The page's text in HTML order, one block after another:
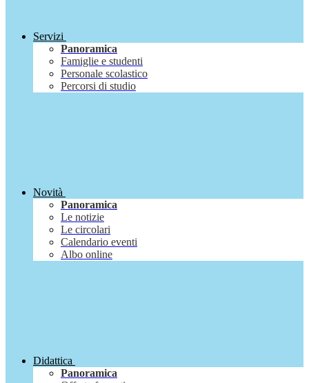
Servizi
Panoramica
Famiglie e studenti
Personale scolastico
Percorsi di studio
Novità
Panoramica
Le notizie
Le circolari
Calendario eventi
Albo online
Didattica
Panoramica